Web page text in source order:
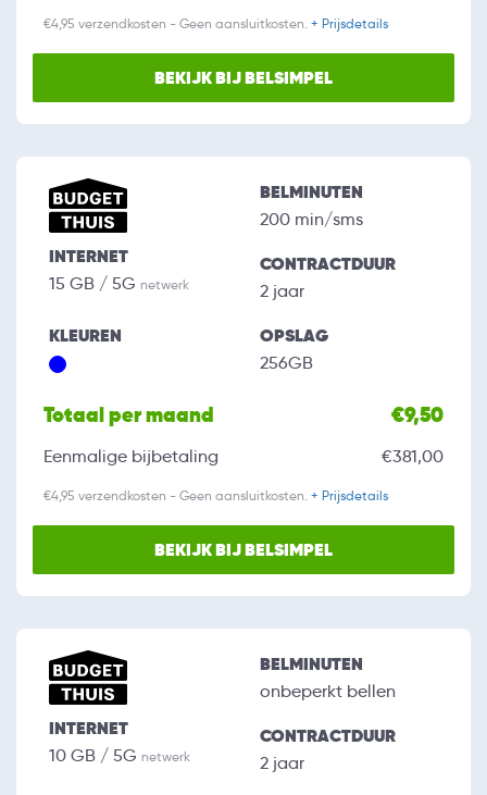
€4,95 verzendkosten - Geen aansluitkosten. + Prijsdetails
BEKIJK BIJ BELSIMPEL
INTERNET
15 GB / 5G netwerk
BELMINUTEN
200 min/sms
CONTRACTDUUR
2 jaar
KLEUREN OPSLAG
256GB
Totaal per maand €9,50
Eenmalige bijbetaling €381,00
€4,95 verzendkosten - Geen aansluitkosten. + Prijsdetails
BEKIJK BIJ BELSIMPEL
INTERNET
10 GB / 5G netwerk
BELMINUTEN
onbeperkt bellen
CONTRACTDUUR
2 jaar